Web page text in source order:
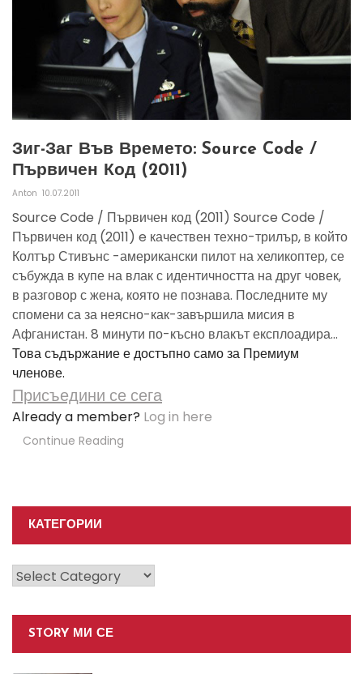
Зиг-Заг Във Времето: Source Code /
Първичен Код (2011)
Anton 10.07.2011
Source Code / Първичен код (2011) Source Code /
Първичен код (2011) e качествен техно-трилър, в който
Колтър Стивънс -американски пилот на хеликоптер, се
събужда в купе на влак с идентичността на друг човек,
в разговор с жена, която не познава. Последните му
спомени са за неясно-как-завършила мисия в
Афганистан. 8 минути по-късно влакът експлоадира...
Това съдържание е достъпно само за Премиум
членове.
Присъедини се сега
Already a member? Log in here
Continue Reading
КАТЕГОРИИ
Категории
STORY МИ СЕ